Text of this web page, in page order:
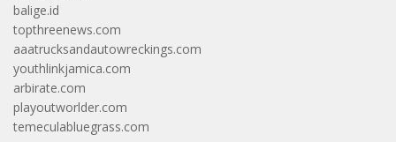
balige.id
topthreenews.com
aaatrucksandautowreckings.com
youthlinkjamica.com
arbirate.com
playoutworlder.com
temeculabluegrass.com